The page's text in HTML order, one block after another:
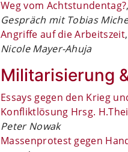
Weg vom Achtstundentag?,
Gespräch mit Tobias
Angriffe auf die Arbeitszeit,
Nicole Mayer-Ahuja
Militarisierung
Essays gegen den Krieg
Konfliktlösung Hrsg.
Peter Nowak
Massenprotest gegen